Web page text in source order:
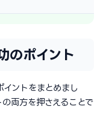
のポイント
ントをまとめまし
両方を押さえることで